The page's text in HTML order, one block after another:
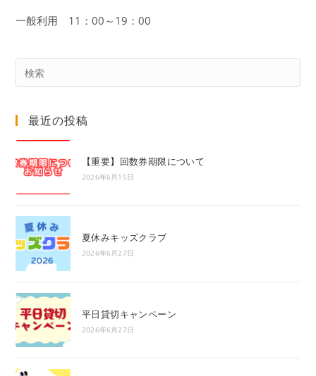
一般利用 11：00～19：00
最近の投稿
【重要】回数券期限について
2026年6月15日
夏休みキッズクラブ
2026年6月27日
平日貸切キャンペーン
2026年6月27日